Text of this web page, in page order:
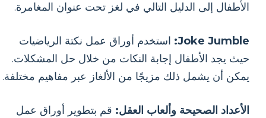
الأطفال إلى الدليل التالي في لغز تحت عنوان المغامرة.
Joke Jumble: استخدم أوراق عمل نكتة الرياضيات
حيث يجد الأطفال إجابة النكات من خلال حل المشكلات.
يمكن أن يشمل ذلك مزيجًا من الألغاز عبر مفاهيم مختلفة.
الأعداد الصحيحة وألعاب العقل: قم بتطوير أوراق عمل